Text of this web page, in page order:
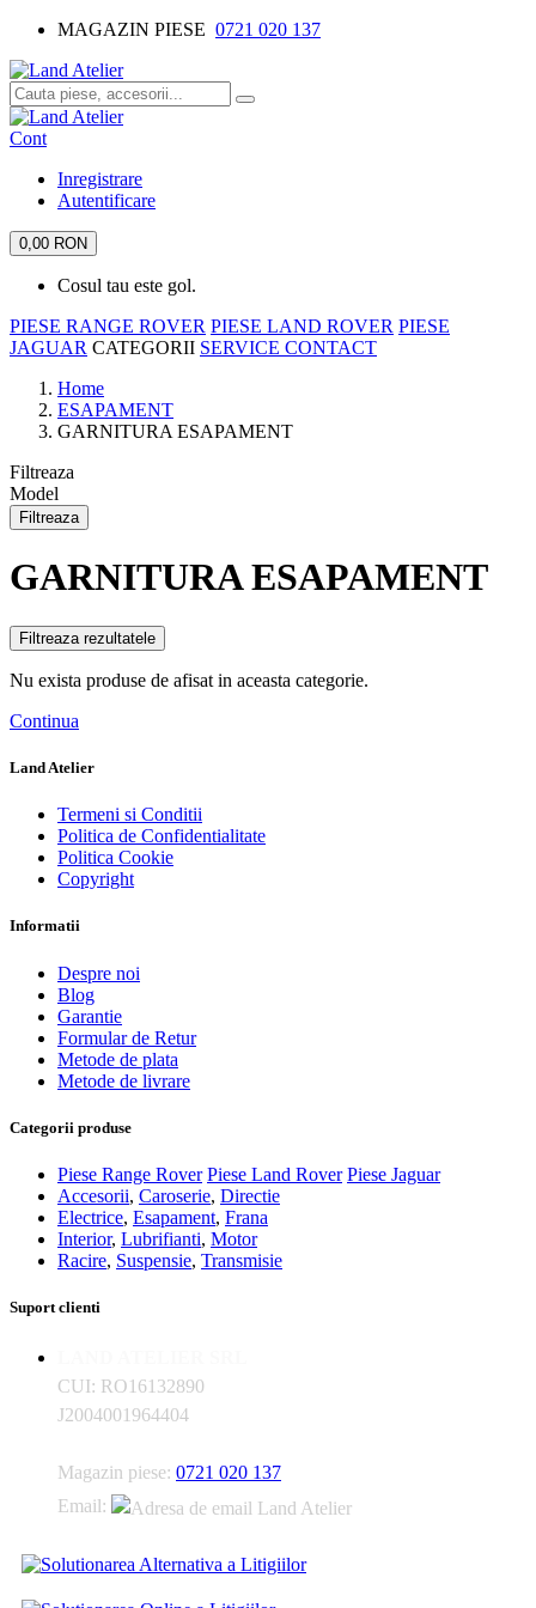
MAGAZIN PIESE 0721 020 137
Cont
Inregistrare
Autentificare
0,00 RON
Cosul tau este gol.
PIESE RANGE ROVER PIESE LAND ROVER PIESE
JAGUAR CATEGORII SERVICE CONTACT
Home
ESAPAMENT
GARNITURA ESAPAMENT
Filtreaza
Model
Filtreaza
GARNITURA ESAPAMENT
Filtreaza rezultatele
Nu exista produse de afisat in aceasta categorie.
Continua
Land Atelier
Termeni si Conditii
Politica de Confidentialitate
Politica Cookie
Copyright
Informatii
Despre noi
Blog
Garantie
Formular de Retur
Metode de plata
Metode de livrare
Categorii produse
Piese Range Rover Piese Land Rover Piese Jaguar
Accesorii, Caroserie, Directie
Electrice, Esapament, Frana
Interior, Lubrifianti, Motor
Racire, Suspensie, Transmisie
Suport clienti
CUI: RO16132890
J2004001964404
Magazin piese: 0721 020 137
Email: